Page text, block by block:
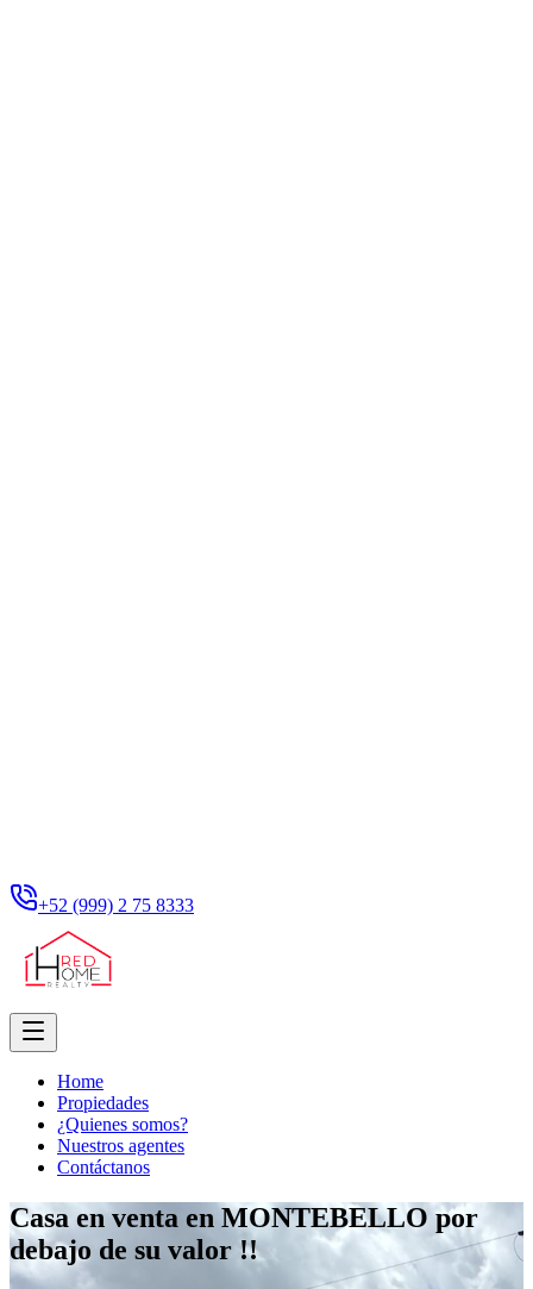
+52 (999) 2 75 8333
Home
Propiedades
¿Quienes somos?
Nuestros agentes
Contáctanos
Casa en venta en MONTEBELLO por
debajo de su valor !!